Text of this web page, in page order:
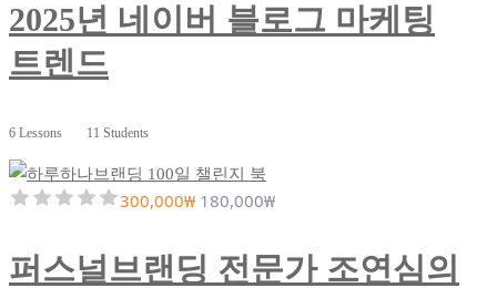
2025년 네이버 블로그 마케팅
트렌드
6 Lessons 11 Students
300,000₩ 180,000₩
퍼스널브랜딩 전문가 조연심의